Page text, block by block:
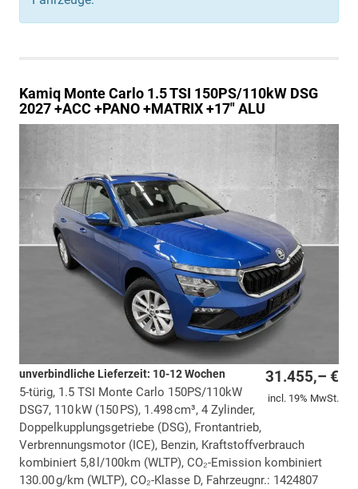
Kamiq Monte Carlo 1.5 TSI 150PS/110kW DSG
2027 +ACC +PANO +MATRIX +17" ALU
31.455,– €
incl. 19% MwSt.
unverbindliche Lieferzeit: 10-12 Wochen
5-türig, 1.5 TSI Monte Carlo 150PS/110kW
DSG7, 110 kW (150 PS), 1.498 cm³, 4 Zylinder,
Doppelkupplungsgetriebe (DSG), Frontantrieb,
Verbrennungsmotor (ICE), Benzin, Kraftstoffverbrauch
kombiniert 5,8 l/100km (WLTP), CO₂-Emission kombiniert
130.00 g/km (WLTP), CO₂-Klasse D, Fahrzeugnr.: 1424807